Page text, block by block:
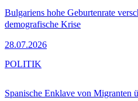
Bulgariens hohe Geburtenrate
demografische Krise
28.07.2026
Spanische Enklave von Migranten
POLITIK